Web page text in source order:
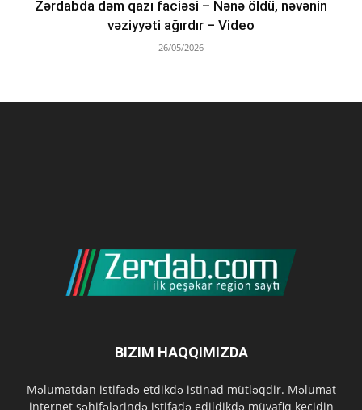
Zərdabda dəm qazı faciəsi – Nənə öldü, nəvənin
vəziyyəti ağırdır – Video
26/05/2026
BIZIM HAQQIMIZDA
Məlumatdan istifadə etdikdə istinad mütləqdir. Məlumat
internet səhifələrində istifadə edildikdə müvafiq keçidin